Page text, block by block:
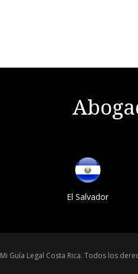
El Salvador
Mi Guía Legal Costa Rica. Todos los